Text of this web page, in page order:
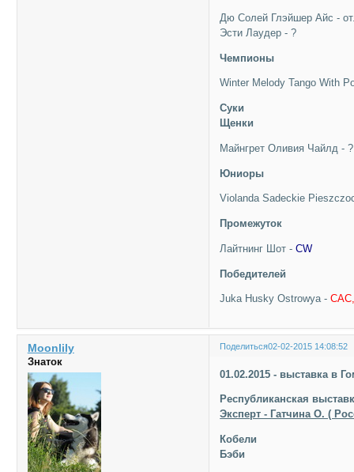
Дю Солей Глэйшер Айс -
Эсти Лаудер - ?
Чемпионы
Winter Melody Tango With
Суки
Щенки
Майнгрет Оливия Чайлд - ?
Юниоры
Violanda Sadeckie
Промежуток
Лайтнинг Шот -CW
Победителей
Juka Husky Ostrowya -
Поделиться02-02-2015 14:08:52
Moonlily
Знаток
01.02.2015 - выставка в
Республиканская
Эксперт - Гатчина О. (
Кобели
Бэби